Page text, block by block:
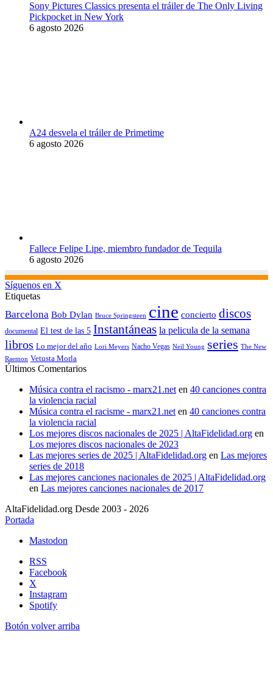
Sony Pictures Classics presenta el tráiler de The Only Living
Pickpocket in New York
6 agosto 2026
A24 desvela el tráiler de Primetime
6 agosto 2026
Fallece Felipe Lipe, miembro fundador de Tequila
6 agosto 2026
Síguenos en X
Etiquetas
Barcelona Bob Dylan Bruce Springsteen cine concierto discos
documental El test de las 5 Instantáneas la pelicula de la semana
libros Lo mejor del año Lori Meyers Nacho Vegas Neil Young series The New
Raemon Vetusta Morla
Últimos Comentarios
Música contra el racismo - marx21.neten 40 canciones contra
la violencia racial
Música contra el racisme - marx21.neten 40 canciones contra
la violencia racial
Los mejores discos nacionales de 2025 | AltaFidelidad.org en
Los mejores discos nacionales de 2023
Las mejores series de 2025 | AltaFidelidad.org en Las mejores
series de 2018
Las mejores canciones nacionales de 2025 | AltaFidelidad.org
en Las mejores canciones nacionales de 2017
AltaFidelidad.org Desde 2003 - 2026
Portada
Mastodon
RSS
Facebook
X
Instagram
Spotify
Botón volver arriba